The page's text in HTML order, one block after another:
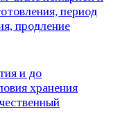
период
продление
и до
хранения